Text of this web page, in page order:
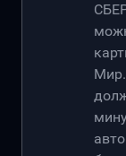
Мир.